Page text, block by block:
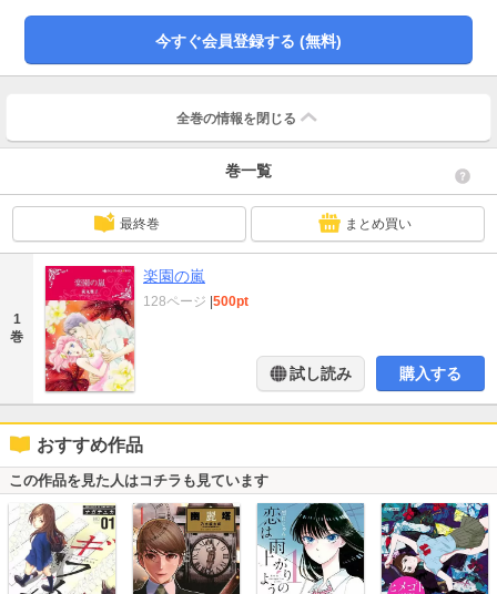
度と会いたくなかった。母の死後、彼は私を母親と同じふしだらな女だと蔑ん
今すぐ会員登録する (無料)
全巻の情報を 閉じる
巻一覧
最終巻 まとめ買い
1
巻
楽園の嵐
128ページ 500pt
試し読み 購入する
おすすめ作品
この作品を見た人はコチラも見ています